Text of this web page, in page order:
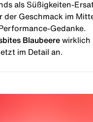
als Süßigkeiten-
der Geschmack im
Gedanke.
Blaubeere wirklich
im Detail an.